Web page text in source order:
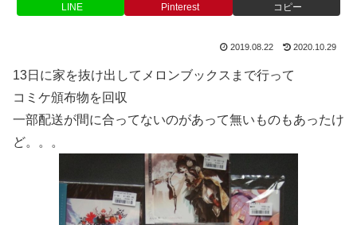
LINE Pinterest コピー
2019.08.22 2020.10.29
13日に家を抜け出してメロンブックスまで行って
コミケ頒布物を回収
一部配送が間に合ってないのがあって無いものもあったけ
ど。。。